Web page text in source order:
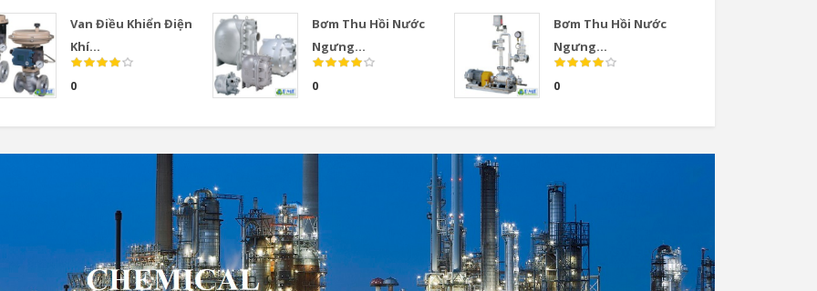
Van Điều Khiển Điện
Khí...
0
Bơm Thu Hồi Nước
Ngưng...
0
Bơm Thu Hồi Nước
Ngưng...
0